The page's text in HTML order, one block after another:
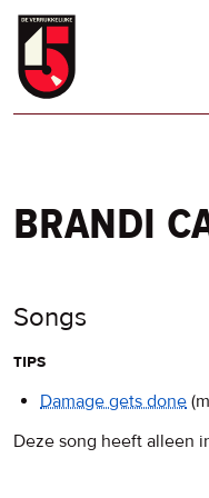
Overslaan
naar
brandi
Songs
tips
Damage gets done
Deze song heeft alleen